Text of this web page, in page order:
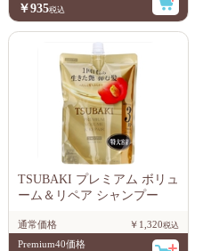
￥935
TSUBAKI プレミアム ボリュ
ーム＆リペア シャンプー
通常価格
￥1,320
Premium40価格